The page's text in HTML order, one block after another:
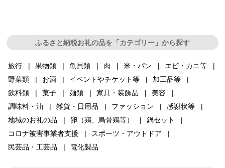
ふるさと納税お礼の品を「カテゴリー」から探す
旅行 果物類 魚貝類 肉 米・パン
エビ・カニ等
野菜類
お酒 イベントやチケット等
加工品等
飲料類
菓子 麺類 家具・装飾品
美容
調味料・油
雑貨・日用品 ファッション
感謝状等
地域のお礼の品
卵（鶏、烏骨鶏等）
鍋セット
コロナ被害事業者支援
スポーツ・アウトドア
民芸品・工芸品
電化製品